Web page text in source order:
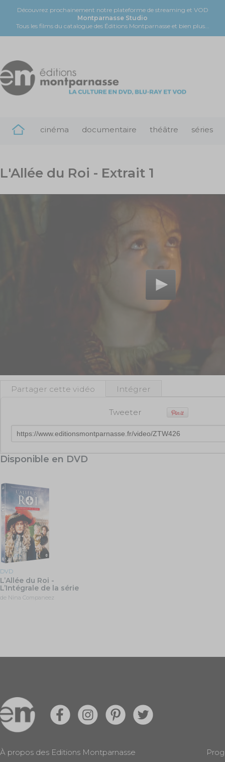
Découvrez prochainement notre plateforme de streaming et VOD
Montparnasse Studio
Tous les films du catalogue des Éditions Montparnasse et bien plus...
cinéma documentaire théâtre séries
L'Allée du Roi - Extrait 1
Partager cette vidéo Intégrer
Tweeter
Disponible en DVD
DVD
L’Allée du Roi -
L’Intégrale de la série
de Nina Companeez
À propos des Editions Montparnasse